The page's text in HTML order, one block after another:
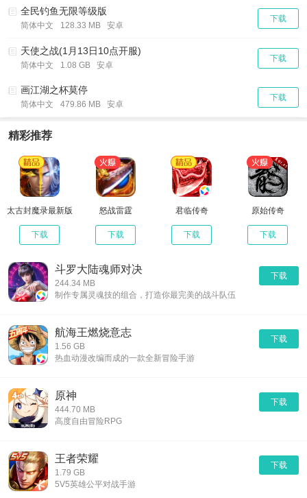
全民钓鱼无限等级版
简体中文 128.33 MB 安卓
下载
天使之战(1月13日10点开服)
简体中文 1.08 GB 安卓
下载
画江湖之杯莫停
简体中文 479.86 MB 安卓
下载
精彩推荐
太古封魔录最新版
下载
怒战雷霆
下载
君临传奇
下载
原始传奇
下载
斗罗大陆魂师对决
244.34 MB
下载
制作专属灵魂技的组合，打造你最完美的战斗队伍
航海王燃烧意志
1.56 GB
下载
热血动漫改编而成的一款全新冒险手游
原神
444.70 MB
下载
高度自由冒险RPG
王者荣耀
1.79 GB
下载
5V5英雄公平对战手游